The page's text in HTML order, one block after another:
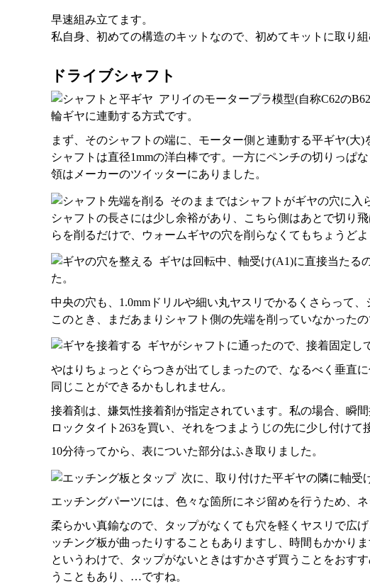
早速組み立てます。
私自身、初めての構造のキットなので、初めてキットに取り
ドライブシャフト
アリイのモータープラ模型(自称C62の
輪ギヤに連動する方式です。
まず、そのシャフトの端に、モーター側と連動する平ギヤ(大)
シャフトは直径1mmの洋白棒です。一方にペンチの切りっぱ
領はメーカーのツイッターにありました。
そのままではシャフトがギヤの穴に入
シャフトの長さには少し余裕があり、こちら側はあとで切り
らを削るだけで、ウォームギヤの穴を削らなくてもちょうどよ
ギヤは回転中、軸受け(A1)に直接当たる
た。
中央の穴も、1.0mmドリルや細い丸ヤスリでかるくさらって
このとき、まだあまりシャフト側の先端を削っていなかった
ギヤがシャフトに通ったので、接着固定し
やはりちょっとぐらつきが出てしまったので、なるべく垂直
同じことができるかもしれません。
接着剤は、嫌気性接着剤が指定されています。私の場合、瞬
ロックタイト263を買い、それをつまようじの先に少し付け
10分待ってから、表についた部分はふき取りました。
次に、取り付けた平ギヤの隣に軸受
エッチングパーツには、色々な箇所にネジ留めを行うため、
柔らかい真鍮なので、タップがなくても穴を軽くヤスリで広
ッチング板が曲ったりすることもありますし、時間もかかりま
というわけで、タップがないときはすかさず買うことをおす
うこともあり、…ですね。